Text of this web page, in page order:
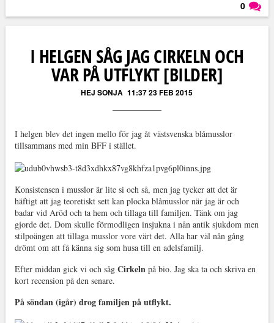
0
I HELGEN SÅG JAG CIRKELN OCH
VAR PÅ UTFLYKT [BILDER]
HEJ SONJA 11:37 23 FEB 2015
I helgen blev det ingen mello för jag åt västsvenska blåmusslor
tillsammans med min BFF i stället.
Konsistensen i musslor är lite si och så, men jag tycker att det är
häftigt att jag teoretiskt sett kan plocka blåmusslor när jag är och
badar vid Aröd och ta hem och tillaga till familjen. Tänk om jag
gjorde det. Dom skulle förmodligen insjukna i nån antik sjukdom men
stilpoängen att tillaga musslor vore värt det. Alla har väl nån gång
drömt om att få känna sig som husa till en adelsfamilj.
Efter middan gick vi och såg Cirkelnpå bio. Jag ska ta och skriva en
kort recension på den senare.
På söndan (igår) drog familjen på utflykt.